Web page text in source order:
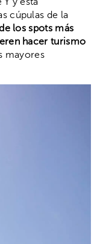
cúpulas de la
los spots más
hacer turismo
mayores